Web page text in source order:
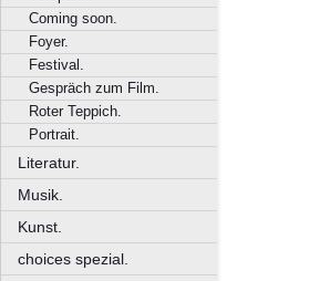
Coming soon.
Foyer.
Festival.
Gespräch zum Film.
Roter Teppich.
Portrait.
Literatur.
Musik.
Kunst.
choices spezial.